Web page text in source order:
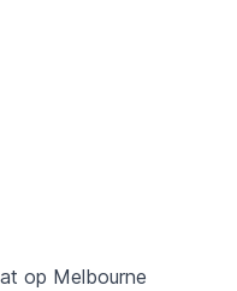
op Melbourne